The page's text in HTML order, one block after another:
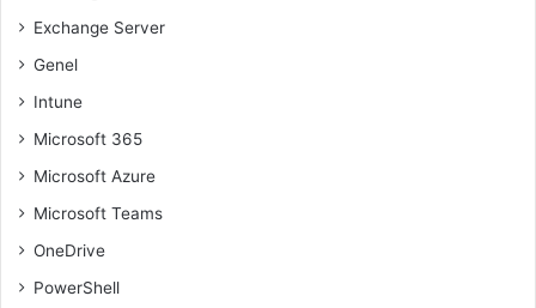
Exchange Server
Genel
Intune
Microsoft 365
Microsoft Azure
Microsoft Teams
OneDrive
PowerShell